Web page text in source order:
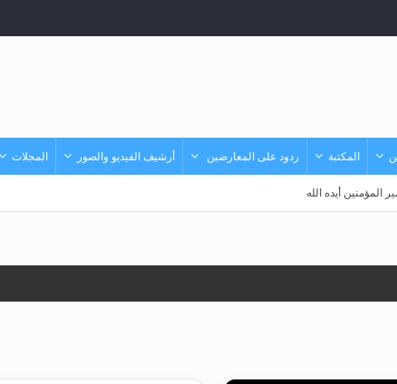
المكتبة ردود على المعارضين أرشيف الفيديو والصور المجلات
المؤمنين أيده الله